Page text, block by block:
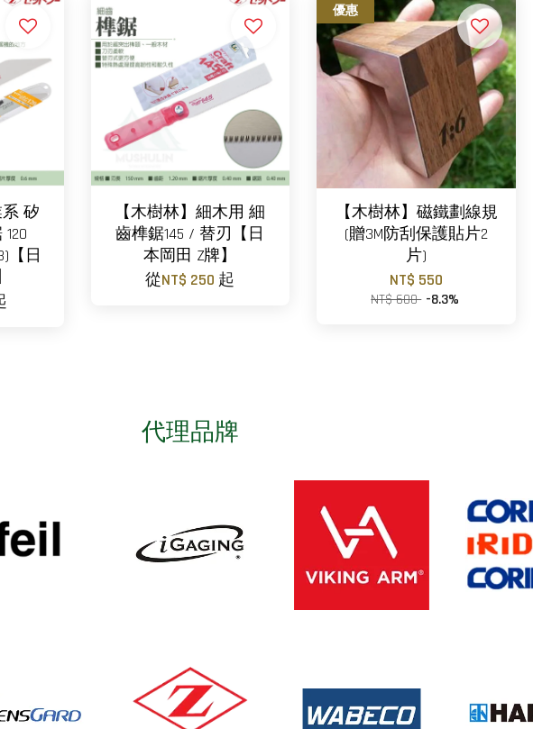
系 矽
【日
【木樹林】細木用 細
齒榫鋸145 / 替刃【日
本岡田 Z牌】
從NT$ 250 起
優惠
【木樹林】磁鐵劃線規
(贈3M防刮保護貼片2
片)
NT$ 550
NT$ 600 -8.3%
代理品牌